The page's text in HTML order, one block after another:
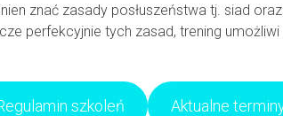
znać zasady posłuszeństwa tj. siad
perfekcyjnie tych zasad, trening
szkoleń Aktualne